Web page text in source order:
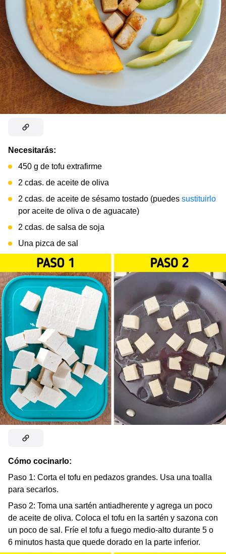
Necesitarás:
450 g de tofu extrafirme
2 cdas. de aceite de oliva
2 cdas. de aceite de sésamo tostado (puedes sustituirlo
por aceite de oliva o de aguacate)
2 cdas. de salsa de soja
Una pizca de sal
Cómo cocinarlo:
Paso 1: Corta el tofu en pedazos grandes. Usa una toalla
para secarlos.
Paso 2: Toma una sartén antiadherente y agrega un poco
de aceite de oliva. Coloca el tofu en la sartén y sazona con
un poco de sal. Fríe el tofu a fuego medio-alto durante 5 o
6 minutos hasta que quede dorado en la parte inferior.